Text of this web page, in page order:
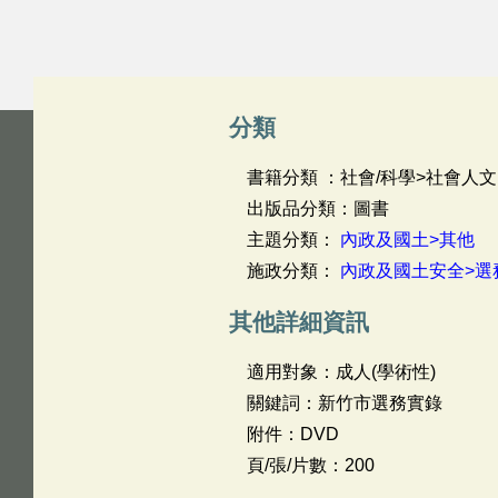
分類
書籍分類 ：社會/科學>社會人文
出版品分類：圖書
主題分類： 內政及國土>其他
施政分類： 內政及國土安全>選
其他詳細資訊
適用對象：成人(學術性)
關鍵詞：新竹市選務實錄
附件：DVD
頁/張/片數：200